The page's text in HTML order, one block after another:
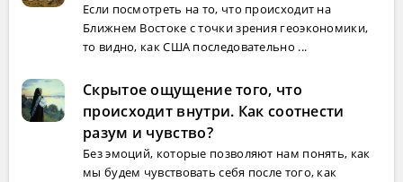
Если посмотреть на то, что происходит на
Ближнем Востоке с точки зрения геоэкономики,
то видно, как США последовательно ...
Скрытое ощущение того, что
происходит внутри. Как соотнести
разум и чувство?
Без эмоций, которые позволяют нам понять, как
мы будем чувствовать себя после того, как